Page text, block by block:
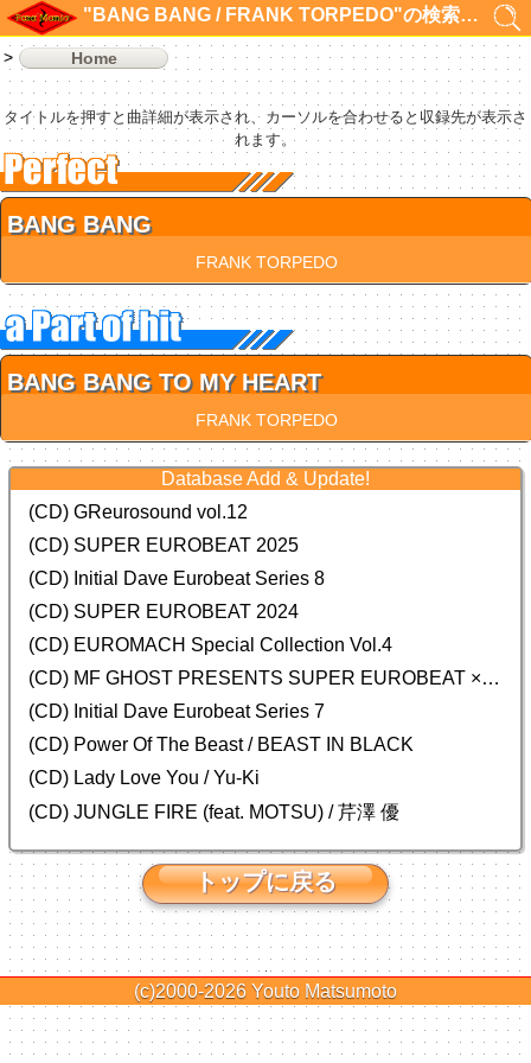
"BANG BANG / FRANK TORPEDO"の検索結果 2件
Home
タイトルを押すと曲詳細が表示され、カーソルを合わせると収録先が表示さ
れます。
BANG BANG
FRANK TORPEDO
BANG BANG TO MY HEART
FRANK TORPEDO
Database Add & Update!
(CD) GReurosound vol.12
(CD) SUPER EUROBEAT 2025
(CD) Initial Dave Eurobeat Series 8
(CD) SUPER EUROBEAT 2024
(CD) EUROMACH Special Collection Vol.4
(CD) MF GHOST PRESENTS SUPER EUROBEAT × ORIGINAL SOUNDTRACK NEW COLLECTION
(CD) Initial Dave Eurobeat Series 7
(CD) Power Of The Beast / BEAST IN BLACK
(CD) Lady Love You / Yu-Ki
(CD) JUNGLE FIRE (feat. MOTSU) / 芹澤 優
トップに戻る
(c)2000-2026 Youto Matsumoto